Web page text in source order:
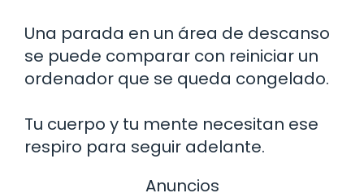
Una parada en un área de descanso
se puede comparar con reiniciar un
ordenador que se queda congelado.
Tu cuerpo y tu mente necesitan ese
respiro para seguir adelante.
Anuncios